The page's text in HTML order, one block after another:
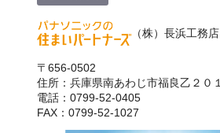
（株）長浜工務店
〒656-0502
住所：兵庫県南あわじ市福良乙２０１
電話：0799-52-0405
FAX：0799-52-1027